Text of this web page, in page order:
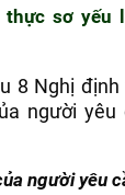
thực sơ yếu
8 Nghị
người
người yêu